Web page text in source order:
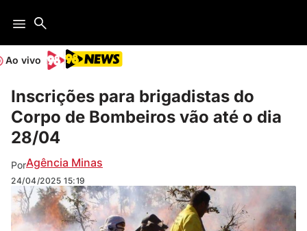
Ao vivo
Inscrições para brigadistas do
Corpo de Bombeiros vão até o dia
28/04
PorAgência Minas
24/04/2025 15:19